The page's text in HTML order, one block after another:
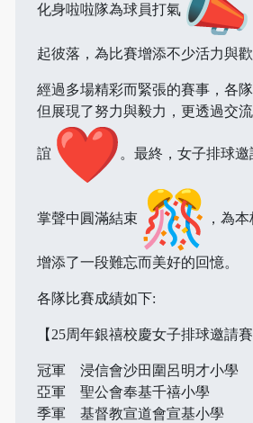
化身啦啦隊為球員打氣
起彼落，為比賽增添不少活力與歡
經過多場精彩而緊張的賽事，各
但展現了努力與毅力，更透過交
誼 。最終，女子排球
掌聲中圓滿結束 ，為
增添了一段難忘而美好的回憶。
各隊比賽成績如下:
【25周年銀禧校慶女子排球邀請賽
冠軍 浸信會沙田圍呂明才小學
亞軍 聖公會奉基千禧小學
季軍 基督教宣道會宣基小學